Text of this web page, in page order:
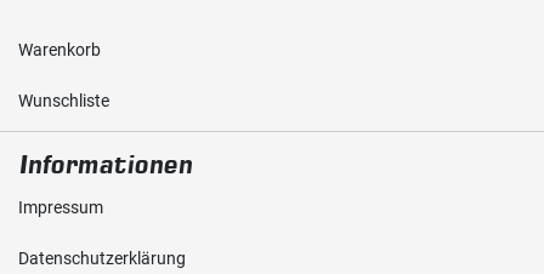
Warenkorb
Wunschliste
Informationen
Impressum
Daten­schutz­erklärung